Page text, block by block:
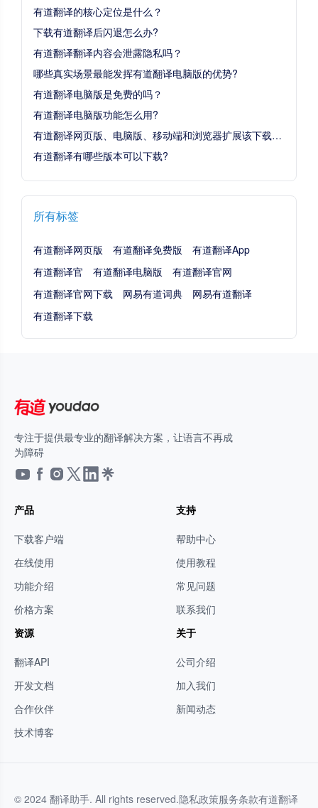
有道翻译的核心定位是什么？
下载有道翻译后闪退怎么办?
有道翻译翻译内容会泄露隐私吗？
哪些真实场景最能发挥有道翻译电脑版的优势?
有道翻译电脑版是免费的吗？
有道翻译电脑版功能怎么用?
有道翻译网页版、电脑版、移动端和浏览器扩展该下载哪个?
有道翻译有哪些版本可以下载?
所有标签
有道翻译网页版 有道翻译免费版
有道翻译App
有道翻译官
有道翻译电脑版
有道翻译官网
有道翻译官网下载
网易有道词典
网易有道翻译
有道翻译下载
专注于提供最专业的翻译解决方案，让语言不再成
为障碍
产品
下载客户端
在线使用
功能介绍
价格方案
支持
帮助中心
使用教程
常见问题
联系我们
资源
翻译API
开发文档
合作伙伴
技术博客
关于
公司介绍
加入我们
新闻动态
© 2024 翻译助手. All rights reserved.隐私政策服务条款有道翻译